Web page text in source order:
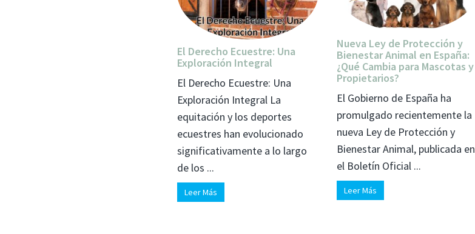
El Derecho Ecuestre: Una
Exploración Integral
El Derecho Ecuestre: Una
Exploración Integral La
equitación y los deportes
ecuestres han evolucionado
significativamente a lo largo
de los ...
Leer Más
Nueva Ley de Protección y
Bienestar Animal en España:
¿Qué Cambia para Mascotas y
Propietarios?
El Gobierno de España ha
promulgado recientemente la
nueva Ley de Protección y
Bienestar Animal, publicada en
el Boletín Oficial ...
Leer Más